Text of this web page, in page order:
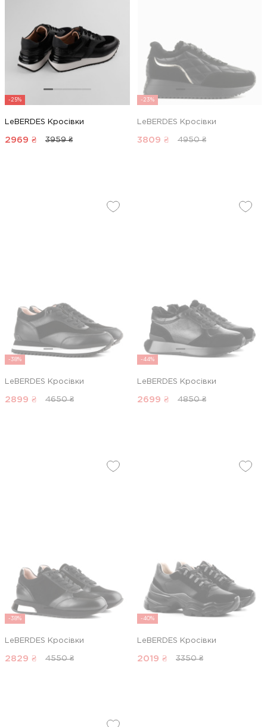
-25%
LeBERDES Кросівки
2969 ₴ 3959 ₴
-23%
LeBERDES Кросівки
3809 ₴ 4950 ₴
-38%
LeBERDES Кросівки
2899 ₴ 4650 ₴
-44%
LeBERDES Кросівки
2699 ₴ 4850 ₴
-38%
LeBERDES Кросівки
2829 ₴ 4550 ₴
-40%
LeBERDES Кросівки
2019 ₴ 3350 ₴